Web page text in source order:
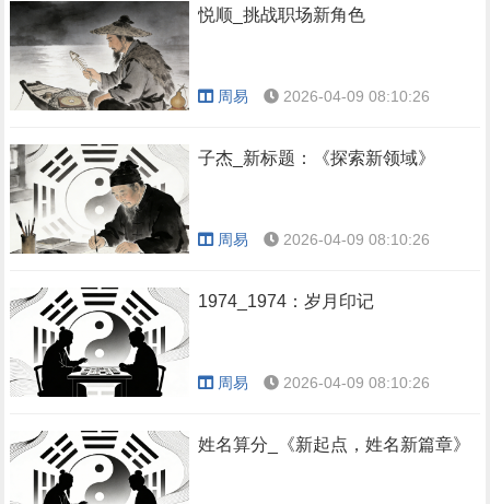
悦顺_挑战职场新角色
周易 2026-04-09 08:10:26
子杰_新标题：《探索新领域》
周易 2026-04-09 08:10:26
1974_1974：岁月印记
周易 2026-04-09 08:10:26
姓名算分_《新起点，姓名新篇章》